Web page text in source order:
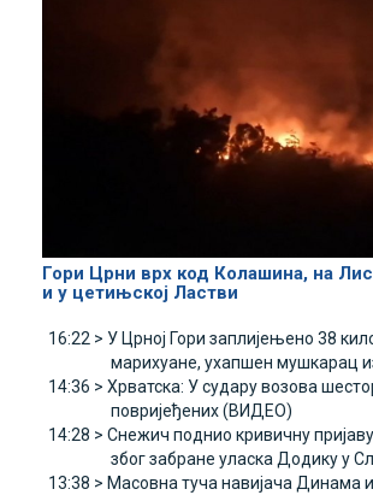
Гори Црни врх код Колашина, на
и у цетињској Ластви
16:22 > У Црној Гори заплијењено 38
марихуане, ухапшен мушкарац
14:36 > Хрватска: У судару возова
повријеђених (ВИДЕО)
14:28 > Снежич поднио кривичну
због забране уласка Додику у
13:38 > Масовна туча навијача Динама